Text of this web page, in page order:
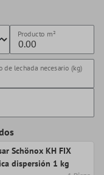
Producto m²
de lechada necesario (kg)
Schönox KH FIX
dispersión 1 kg